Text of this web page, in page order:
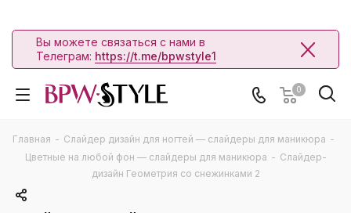
Вы можете связаться с нами в
Телеграм: https://t.me/bpwstyle1
0
Главная - Слайдер дизайн для ногтей — слайдеры для маникюра -
Цветные на любой фон — слайдеры для маникюра - Слайдер-
дизайн Геометрия со снежинками 2